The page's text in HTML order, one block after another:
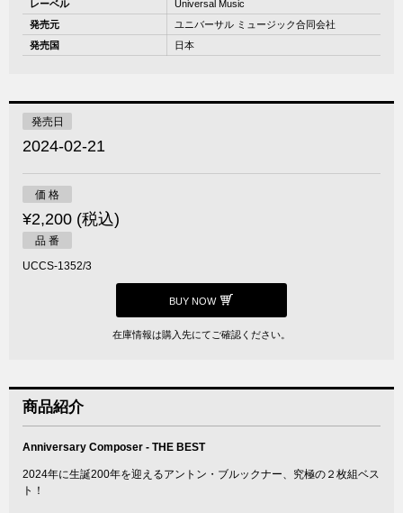
レーベル
Universal Music
発売元
ユニバーサル ミュージック合同会社
発売国
日本
発売日
2024-02-21
価 格
¥2,200 (税込)
品 番
UCCS-1352/3
BUY NOW
在庫情報は購入先にてご確認ください。
商品紹介
Anniversary Composer - THE BEST
2024年に生誕200年を迎えるアントン・ブルックナー、究極の２枚組ベス
ト！